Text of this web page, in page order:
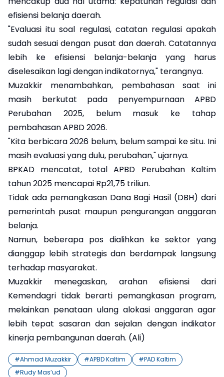
efisiensi belanja daerah.
"Evaluasi itu soal regulasi, catatan regulasi apakah
sudah sesuai dengan pusat dan daerah. Catatannya
lebih ke efisiensi belanja-belanja yang harus
diselesaikan lagi dengan indikatornya," terangnya.
Muzakkir menambahkan, pembahasan saat ini
masih berkutat pada penyempurnaan APBD
Perubahan 2025, belum masuk ke tahap
pembahasan APBD 2026.
"Kita berbicara 2026 belum, belum sampai ke situ. Ini
masih evaluasi yang dulu, perubahan," ujarnya.
BPKAD mencatat, total APBD Perubahan Kaltim
tahun 2025 mencapai Rp21,75 triliun.
Tidak ada pemangkasan Dana Bagi Hasil (DBH) dari
pemerintah pusat maupun pengurangan anggaran
belanja.
Namun, beberapa pos dialihkan ke sektor yang
dianggap lebih strategis dan berdampak langsung
terhadap masyarakat.
Muzakkir menegaskan, arahan efisiensi dari
Kemendagri tidak berarti pemangkasan program,
melainkan penataan ulang alokasi anggaran agar
lebih tepat sasaran dan sejalan dengan indikator
kinerja pembangunan daerah. (Ali)
#Ahmad Muzakkir #APBD Kaltim #PAD Kaltim
#Rudy Mas’ud